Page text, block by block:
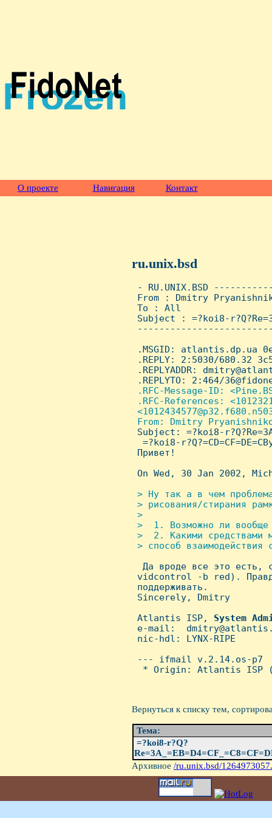
О проекте Навигация Контакт
ru.unix.bsd
- RU.UNIX.BSD
From : Dmitry
To : All
Subject : =?koi8-
.MSGID: atlantis.dp.ua
.REPLY: 2:5030/680.32
.REPLYADDR:
.REPLYTO: 2:464/
.RFC-Message-ID:
.RFC-References:
From: Dmitry
Subject: =?koi8-
=?koi8-
Привет!
On Wed, 30 Jan 2002,
> Hy так а в чем
> pисования/стиpания
>
>  1. Возможно ли
>  2. Какими сpедствами
> способ взаимодействия
Да вроде все это есть,
vidcontrol -b red).
поддерживать.
Sincerely, Dmitry
Atlantis ISP, System
e-mail:
nic-hdl: LYNX-RIPE
--- ifmail v.2.14.os-p7
* Origin: Atlantis ISP
Вернуться к списку тем,
Тема:
=?koi8-r?Q?
Архивное /ru.unix.bsd/